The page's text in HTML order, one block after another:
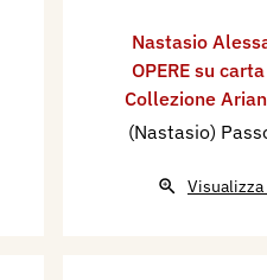
Nastasio
OPERE su
Collezione
(Nastasio)
Visualizza